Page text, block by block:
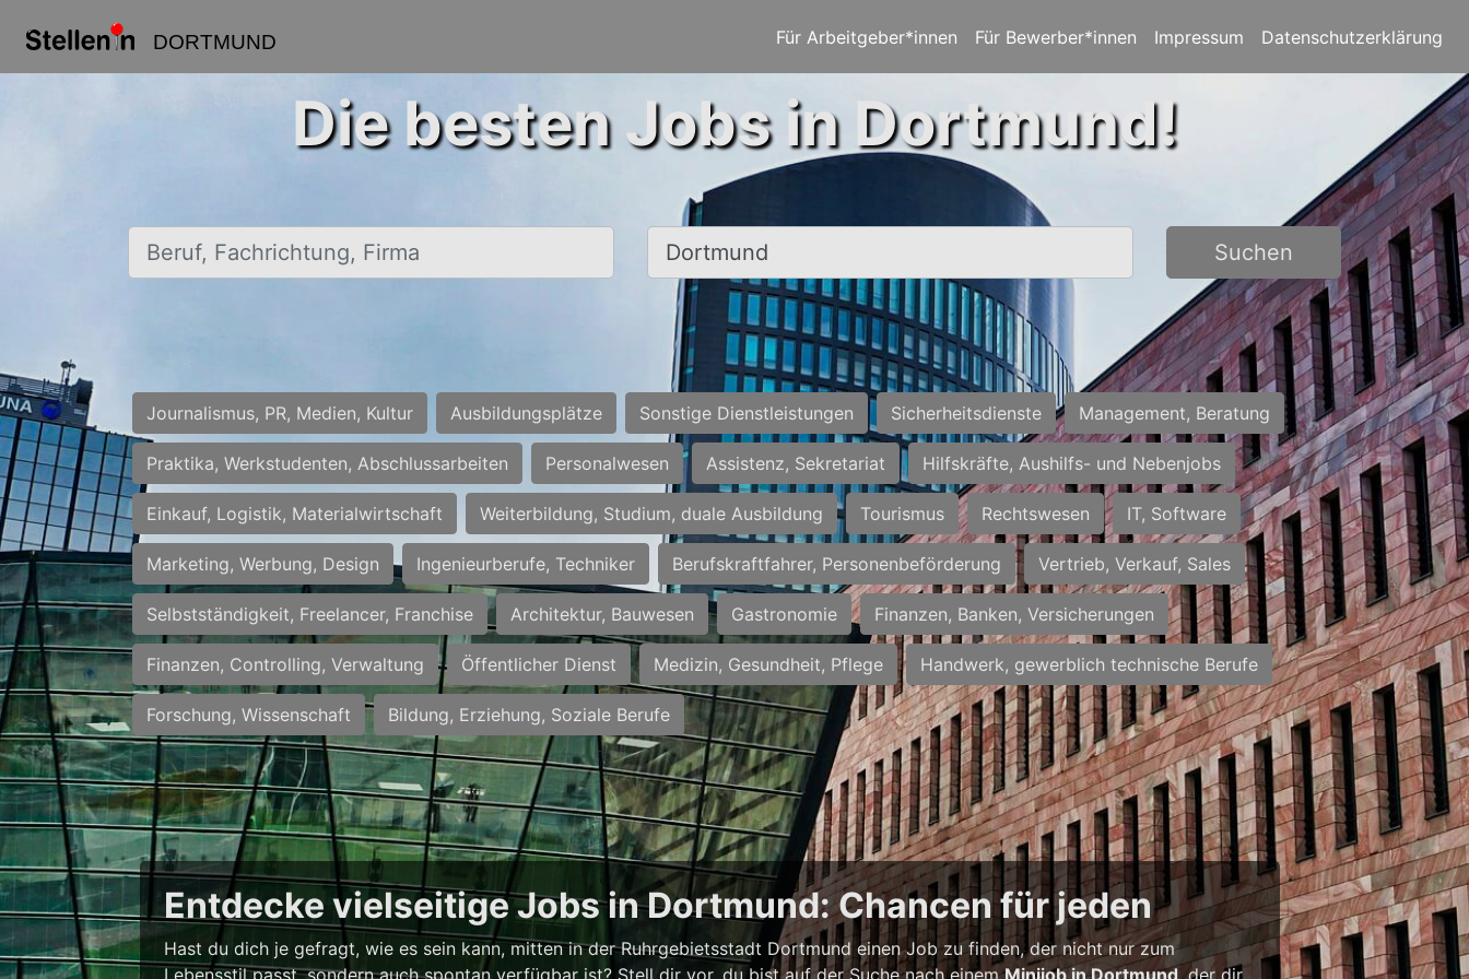
DORTMUND Für Arbeitgeber*innen Für Bewerber*innen Impressum Datenschutzerklärung
Die besten Jobs in Dortmund!
Beruf, Fachrichtung, Firma Ort, Stadt Suchen
Journalismus, PR, Medien, Kultur Ausbildungsplätze Sonstige Dienstleistungen Sicherheitsdienste Management, Beratung
Praktika, Werkstudenten, Abschlussarbeiten Personalwesen Assistenz, Sekretariat Hilfskräfte, Aushilfs- und Nebenjobs
Einkauf, Logistik, Materialwirtschaft Weiterbildung, Studium, duale Ausbildung Tourismus Rechtswesen IT, Software
Marketing, Werbung, Design Ingenieurberufe, Techniker Berufskraftfahrer, Personenbeförderung Vertrieb, Verkauf, Sales
Selbstständigkeit, Freelancer, Franchise Architektur, Bauwesen Gastronomie Finanzen, Banken, Versicherungen
Finanzen, Controlling, Verwaltung Öffentlicher Dienst Medizin, Gesundheit, Pflege Handwerk, gewerblich technische Berufe
Forschung, Wissenschaft Bildung, Erziehung, Soziale Berufe
Entdecke vielseitige Jobs in Dortmund: Chancen für jeden
Hast du dich je gefragt, wie es sein kann, mitten in der Ruhrgebietsstadt Dortmund einen Job zu finden, der nicht nur zum